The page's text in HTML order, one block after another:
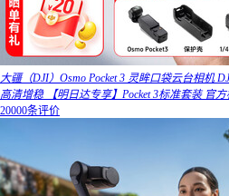
大疆（DJI）Osmo Pocket 3 灵眸口袋云台相机
高清增稳 【明日达专享】Pocket 3标准套装 官
20000条评价